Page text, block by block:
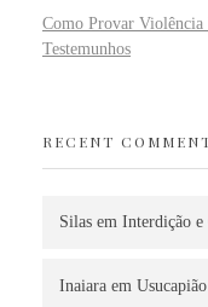
Como Provar
Testemunhos
RECENT
Silas em Interdição e
Inaiara em